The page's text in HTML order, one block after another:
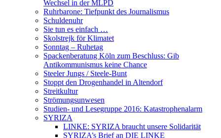
Wechsel in der MLPD
Ruhrbarone: Tiefpunkt des Journalismus
Schuldenuhr
Sie tun es einfach …
Skolstrejk för Klimatet
Sonntag – Ruhetag
Spackenberatung Köln zum Beschluss: Gib
Antikommunismus keine Chance
Steeler Jungs / Steele-Bunt
Stoppt den Drogenhandel in Altendorf
Streitkultur
Strömungsunwesen
Studien- und Lesegruppe 2016: Katastrophenalarm
SYRIZA
LINKE: SYRIZA braucht unsere Solidarität
SYRIZA’s Brief an DIE LINKE